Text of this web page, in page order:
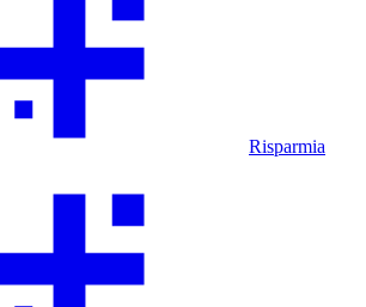
Risparmia